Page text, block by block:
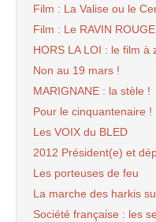
Film : La Valise ou le
Film : Le RAVIN ROUGE
HORS LA LOI : le film à
Non au 19 mars !
MARIGNANE : la stèle !
Pour le cinquantenaire !
Les VOIX du BLED
2012 Président(e) et
Les porteuses de feu
La marche des harkis
Société française : les